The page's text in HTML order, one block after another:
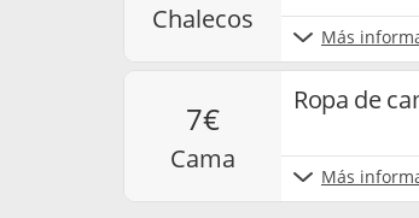
chalecos
Más
7€
cama
Ropa de
Más